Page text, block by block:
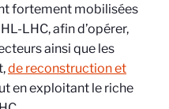
fortement mobilisées
LHC, afin d’opérer,
ainsi que les
de reconstruction et
en exploitant le riche